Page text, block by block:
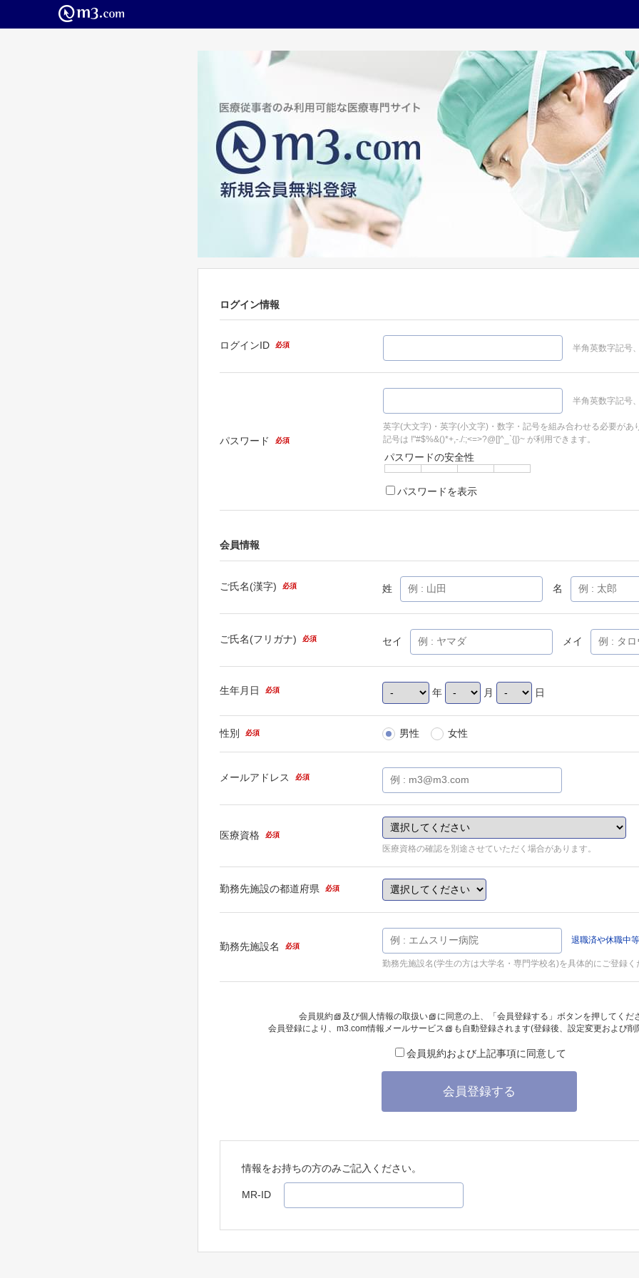
ログイン情報
ログインID 必須 半角英数字記号
パスワード 必須
半角英数字記号
英字(大文字)・英字(小文字)・数字・記号を組み合わせる必要があ
記号は !"#$%&()*+,-./:;<=>?@[]^_`{|}~ が利用できます。
パスワードの安全性
パスワードを表示
会員情報
ご氏名(漢字) 必須 姓 名
ご氏名(フリガナ) 必須 セイ メイ
生年月日 必須 年 月 日
性別 必須 男性 女性
メールアドレス 必須
医療資格 必須
医療資格の確認を別途させていただく場合があります。
勤務先施設の都道府県 必須
勤務先施設名 必須
退職済や休職中
勤務先施設名(学生の方は大学名・専門学校名)を具体的にご登録く
会員規約 及び個人情報の取扱い
に同意の上、「会員登録する」ボタンを押してくだ
会員登録により、 m3.com情報メールサービス も自動登録されます(登録後、設定変更および
会員規約および上記事項に同意して
会員登録する
情報をお持ちの方のみご記入ください。
MR-ID